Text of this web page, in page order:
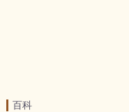
百科